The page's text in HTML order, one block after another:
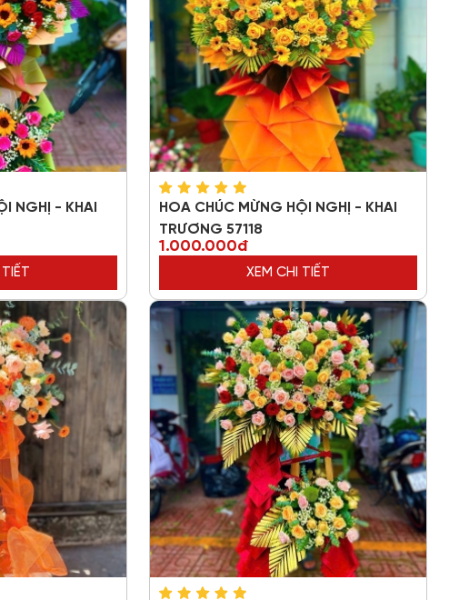
NGHỊ - KHAI
HOA CHÚC MỪNG HỘI NGHỊ - KHAI
TRƯƠNG 57118
1.000.000đ
XEM CHI TIẾT